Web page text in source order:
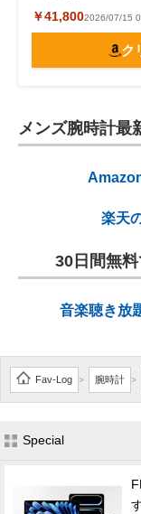
￥41,8002026/07/15
ク
メンズ腕時計最
楽天
30日間無
音楽聴き放
Fav-Log > 腕時計 >
Special